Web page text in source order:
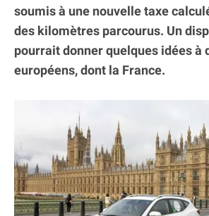
soumis à une nouvelle taxe
des kilomètres parcourus. Un
pourrait donner quelques idées à
européens, dont la France.